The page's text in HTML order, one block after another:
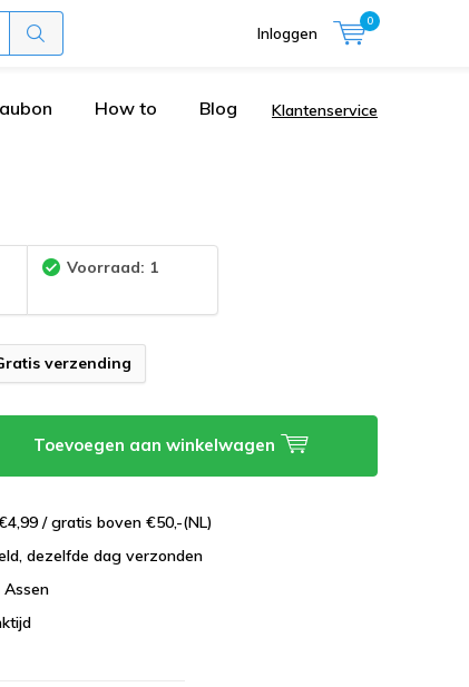
Inloggen
0
How to Blog Klantenservice
Voorraad: 1
verzending
Toevoegen aan winkelwagen
/ gratis boven €50,-(NL)
dezelfde dag verzonden
Assen